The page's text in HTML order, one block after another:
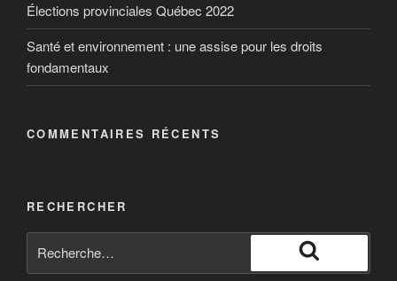
Élections provinciales Québec 2022
Santé et environnement : une assise pour les droits
fondamentaux
COMMENTAIRES RÉCENTS
RECHERCHER